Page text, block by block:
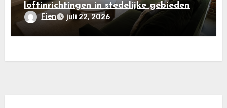
loftinrichtingen in stedelijke gebieden
Fien juli 22, 2026